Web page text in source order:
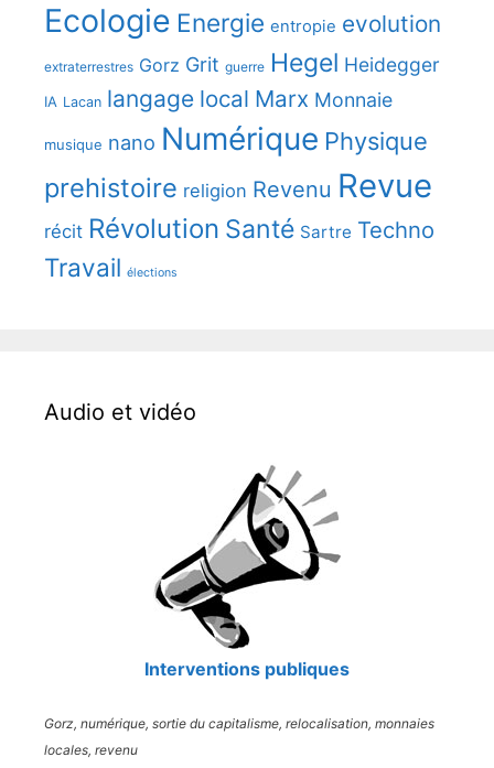
Ecologie Energie entropie evolution
extraterrestres Gorz Grit guerre Hegel Heidegger
IA Lacan langage local Marx Monnaie
musique nano Numérique Physique
prehistoire religion Revenu Revue
récit Révolution Santé Sartre Techno
Travail élections
Audio et vidéo
Interventions publiques
Gorz, numérique, sortie du capitalisme, relocalisation, monnaies
locales, revenu